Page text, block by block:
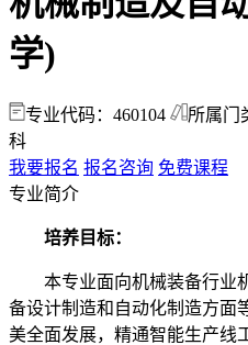
学)
专业代码：460104 所属门
科
我要报名 报名咨询 免费课程
专业简介
培养目标：
本专业面向机械装备行业
备设计制造和自动化制造方面
美全面发展，精通智能生产线